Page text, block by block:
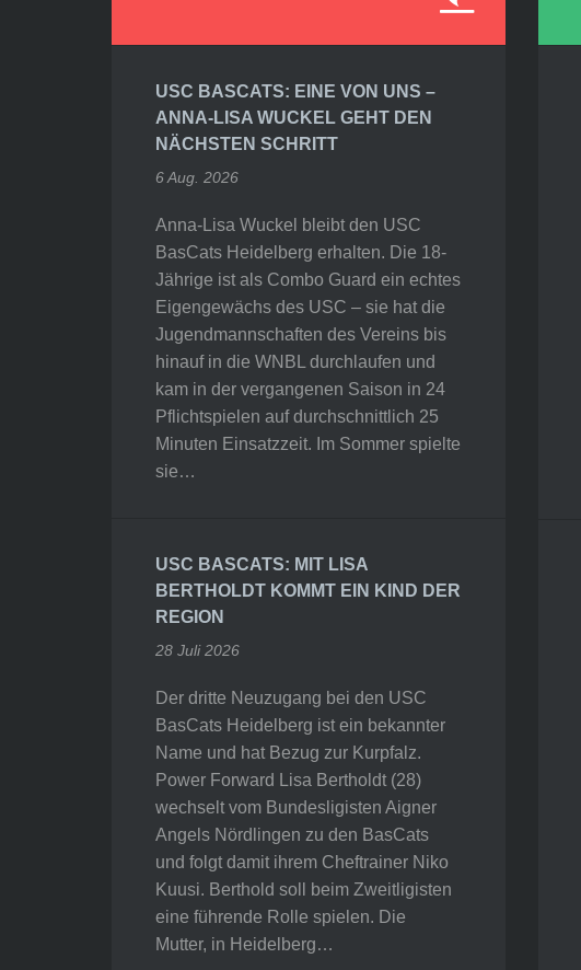
USC BASCATS: EINE VON UNS –
ANNA-LISA WUCKEL GEHT DEN
NÄCHSTEN SCHRITT
6 Aug. 2026
Anna-Lisa Wuckel bleibt den USC
BasCats Heidelberg erhalten. Die 18-
Jährige ist als Combo Guard ein echtes
Eigengewächs des USC – sie hat die
Jugendmannschaften des Vereins bis
hinauf in die WNBL durchlaufen und
kam in der vergangenen Saison in 24
Pflichtspielen auf durchschnittlich 25
Minuten Einsatzzeit. Im Sommer spielte
sie…
USC BASCATS: MIT LISA
BERTHOLDT KOMMT EIN KIND DER
REGION
28 Juli 2026
Der dritte Neuzugang bei den USC
BasCats Heidelberg ist ein bekannter
Name und hat Bezug zur Kurpfalz.
Power Forward Lisa Bertholdt (28)
wechselt vom Bundesligisten Aigner
Angels Nördlingen zu den BasCats
und folgt damit ihrem Cheftrainer Niko
Kuusi. Berthold soll beim Zweitligisten
eine führende Rolle spielen. Die
Mutter, in Heidelberg…